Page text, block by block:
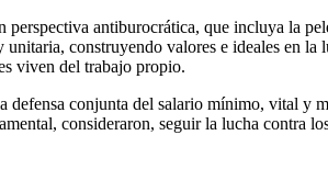
antiburocrática, que incluya la
construyendo valores e ideales en la
viven del trabajo propio.
defensa conjunta del salario mínimo, vital y
consideraron, seguir la lucha contra